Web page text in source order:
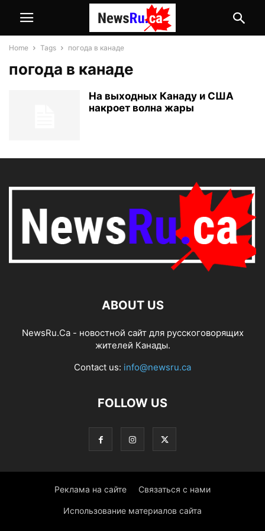
Home Tags погода в канаде
погода в канаде
На выходных Канаду и США
накроет волна жары
ABOUT US
NewsRu.Ca - новостной сайт для русскоговорящих
жителей Канады.
Contact us: info@newsru.ca
FOLLOW US
Реклама на сайте Связаться с нами
Использование материалов сайта